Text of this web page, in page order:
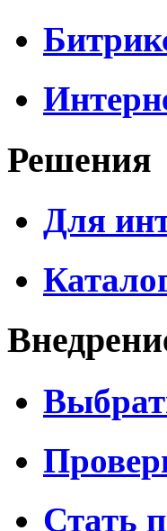
Решения
Для
Стать